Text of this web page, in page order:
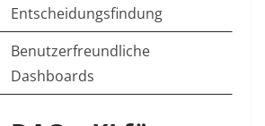
Entscheidungsfindung
Benutzerfreundliche
Dashboards